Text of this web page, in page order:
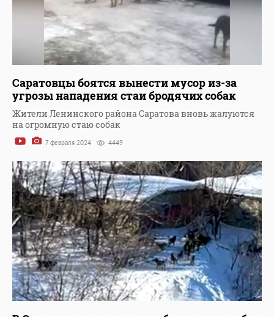
Саратовцы боятся вынести мусор из-за
угрозы нападения стаи бродячих собак
Жители Ленинского района Саратова вновь жалуются
на огромную стаю собак
7 февраля 2024 4449